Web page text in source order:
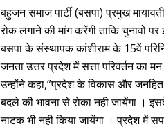
बहुजन समाज पार्टी (बसपा) प्रमुख
रोक लगाने की मांग करेंगी ताकि चुनावों
बसपा के संस्थापक कांशीराम के 15वें
जनता उत्तर प्रदेश में सत्ता परिवर्तन का
उन्होंने कहा,”प्रदेश के विकास और जनहित
बदले की भावना से रोका नही जायेंगा ।
नाटक भी नही किया जायेंगा । प्रदेश में